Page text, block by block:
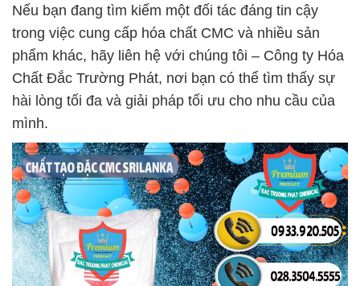
Nếu bạn đang tìm kiếm một đối tác đáng tin cậy
trong việc cung cấp hóa chất CMC và nhiều sản
phẩm khác, hãy liên hệ với chúng tôi – Công ty Hóa
Chất Đắc Trường Phát, nơi bạn có thể tìm thấy sự
hài lòng tối đa và giải pháp tối ưu cho nhu cầu của
mình.